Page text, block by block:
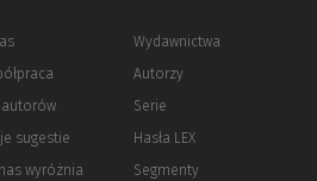
autorów(Nowe
(Link
innej
strony)
sugestie
wyróżnia
Wydawnictwa
Autorzy
Serie
Hasła LEX
Segmenty